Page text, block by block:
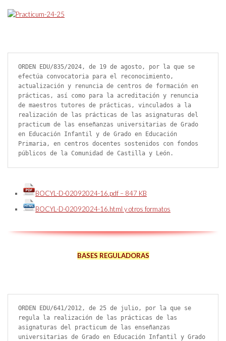
ORDEN EDU/835/2024, de 19 de agosto, por la que se
efectúa convocatoria para el reconocimiento,
actualización y renuncia de centros de formación en
prácticas, así como para la acreditación y renuncia
de maestros tutores de prácticas, vinculados a la
realización de las prácticas de las asignaturas del
practicum de las enseñanzas universitarias de Grado
en Educación Infantil y de Grado en Educación
Primaria, en centros docentes sostenidos con fondos
públicos de la Comunidad de Castilla y León.
BOCYL-D-02092024-16.pdf – 847 KB
BOCYL-D-02092024-16.html y otros formatos
BASES REGULADORAS
ORDEN EDU/641/2012, de 25 de julio, por la que se
regula la realización de las prácticas de las
asignaturas del practicum de las enseñanzas
universitarias de Grado en Educación Infantil y Grado